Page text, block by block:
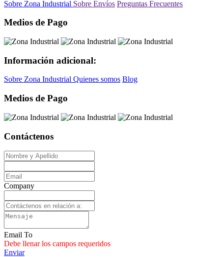
Sobre Zona Industrial Sobre Envíos Preguntas Frecuentes
Medios de Pago
Información adicional:
Sobre Zona Industrial Quienes somos Blog
Medios de Pago
Contáctenos
Company
Email To
Debe llenar los campos requeridos
Enviar